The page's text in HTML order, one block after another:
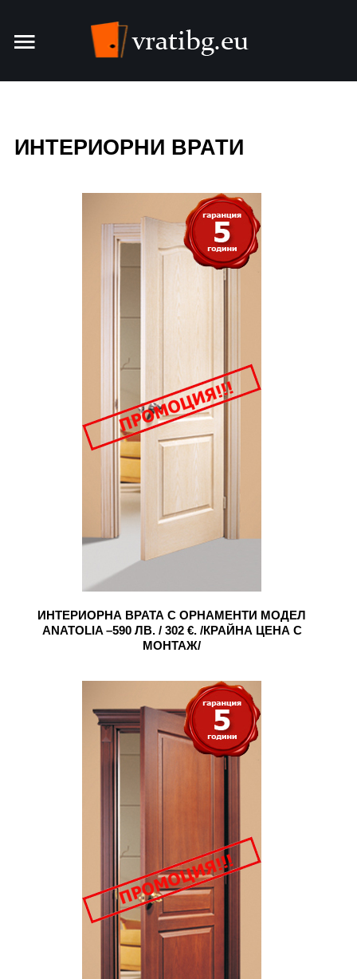
ИНТЕРИОРНИ ВРАТИ
ИНТЕРИОРНА ВРАТА С ОРНАМЕНТИ МОДЕЛ
ANATOLIA –590 ЛВ. / 302 €. /КРАЙНА ЦЕНА С
МОНТАЖ/